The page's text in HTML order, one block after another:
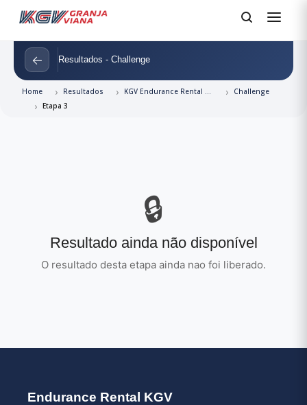
← Resultados - Challenge
Home Resultados KGV Endurance Rental 06 Horas
Challenge
Etapa 3
🔒
Resultado ainda não disponível
O resultado desta etapa ainda nao foi liberado.
Endurance Rental KGV